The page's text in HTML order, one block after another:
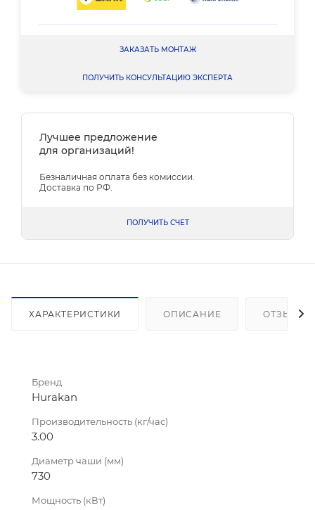
ЗАКАЗАТЬ МОНТАЖ
ПОЛУЧИТЬ КОНСУЛЬТАЦИЮ ЭКСПЕРТА
Лучшее предложение
для организаций!
Безналичная оплата без комиссии.
Доставка по РФ.
ПОЛУЧИТЬ СЧЕТ
ХАРАКТЕРИСТИКИ ОПИСАНИЕ ОТЗЫВЫ
Бренд
Hurakan
Производительность (кг/час)
3.00
Диаметр чаши (мм)
730
Мощность (кВт)